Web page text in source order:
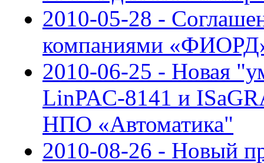
2010-05-28 -
компаниями
2010-06-25 - Новая
LinPAС-8141 и
НПО «Автоматика"
2010-08-26 - Новый